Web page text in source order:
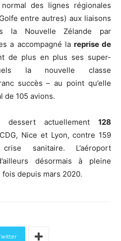
des lignes régionales
entre autres) aux liaisons
la Nouvelle Zélande par
a accompagné la reprise de
de plus en plus ses super-
la nouvelle classe
succès – au point qu’elle
de 105 avions.
dessert actuellement 128
Nice et Lyon, contre 159
sanitaire. L’aéroport
désormais à pleine
depuis mars 2020.